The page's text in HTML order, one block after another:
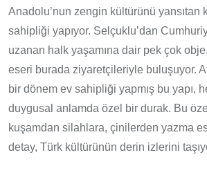
Anadolu’nun zengin kültürünü yansıtan
sahipliği yapıyor. Selçuklu’dan
uzanan halk yaşamına dair pek çok
eseri burada ziyaretçileriyle buluşuyor.
bir dönem ev sahipliği yapmış bu yapı,
duygusal anlamda özel bir durak. Bu
kuşamdan silahlara, çinilerden yazma
detay, Türk kültürünün derin izlerini